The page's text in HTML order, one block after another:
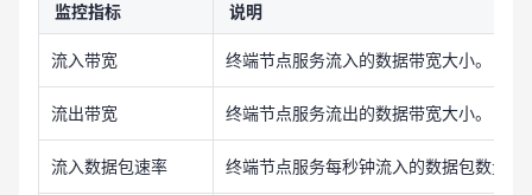
监控指标 说明
流入带宽 终端节点服务流入的数据带宽大小。
流出带宽 终端节点服务流出的数据带宽大小。
流入数据包速率 终端节点服务每秒钟流入的数据包数量。